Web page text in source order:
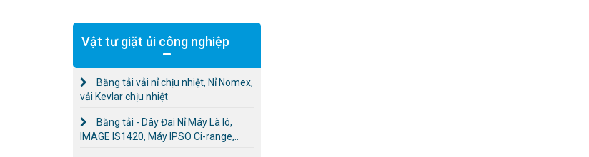
Vật tư giặt ủi công nghiệp
Băng tải vải nỉ chịu nhiệt, Nỉ Nomex,
vải Kevlar chịu nhiệt
Băng tải - Dây Đai Nỉ Máy Là lô,
IMAGE IS1420, Máy IPSO Ci-range,..